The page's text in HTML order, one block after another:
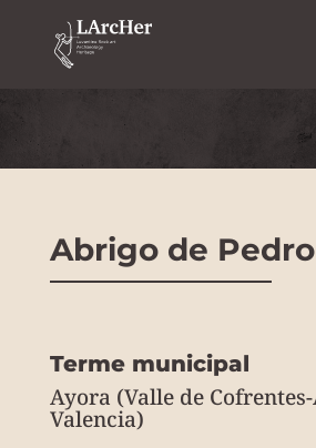
Art
Abrigo de
Terme municipal
Ayora (Valle de
Valencia)